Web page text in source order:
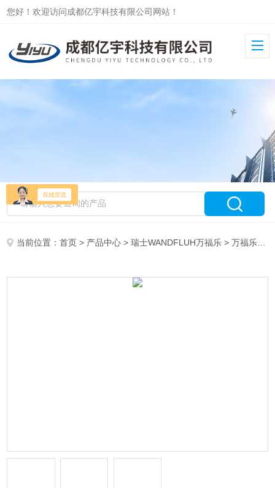
您好！欢迎访问成都亿宇科技有限公司网站！
当前位置：首页 > 产品中心 >瑞士WANDFLUH万福乐 >万福乐电磁阀